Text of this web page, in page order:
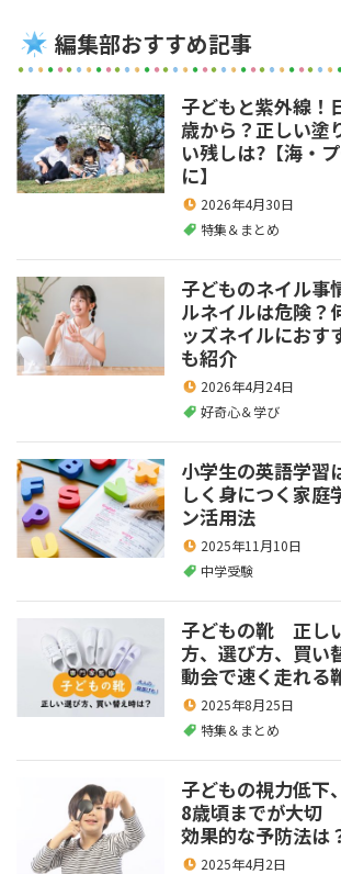
編集部おすすめ記事
子どもと紫外線！
歳から？正しい塗
い残しは?【海・
に】
2026年4月30日
特集＆まとめ
子どものネイル事
ルネイルは危険？
ッズネイルにおす
も紹介
2026年4月24日
好奇心＆学び
小学生の英語学習
しく身につく家庭
ン活用法
2025年11月10日
中学受験
子どもの靴 正し
方、選び方、買
動会で速く走れる
2025年8月25日
特集＆まとめ
子どもの視力低下
8歳頃までが大切
効果的な予防法は
2025年4月2日